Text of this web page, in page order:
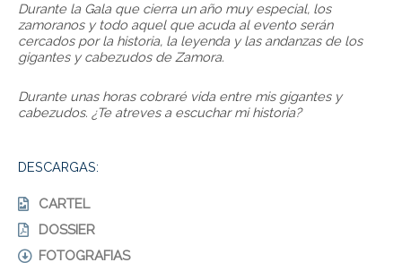
Durante la Gala que cierra un año muy especial, los
zamoranos y todo aquel que acuda al evento serán
cercados por la historia, la leyenda y las andanzas de los
gigantes y cabezudos de Zamora.
Durante unas horas cobraré vida entre mis gigantes y
cabezudos. ¿Te atreves a escuchar mi historia?
DESCARGAS:
CARTEL
DOSSIER
FOTOGRAFIAS